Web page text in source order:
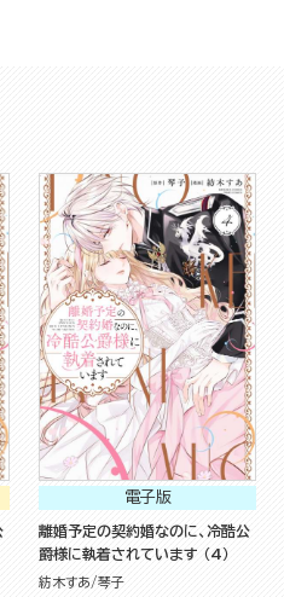
電子版
離婚予定の契約婚なのに、冷酷公
爵様に執着されています （4）
紡木すあ 琴子